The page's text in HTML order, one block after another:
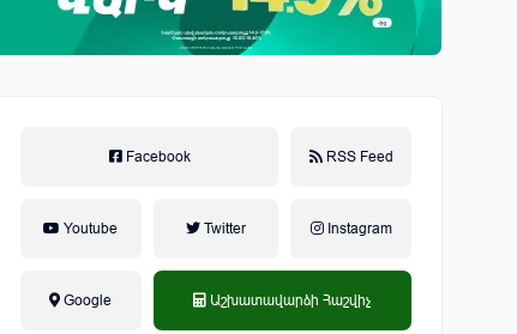
Facebook RSS Feed
Youtube Twitter Instagram
Google Աշխատավարձի Հաշվիչ